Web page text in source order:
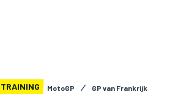
MotoGP GP van Frankrijk